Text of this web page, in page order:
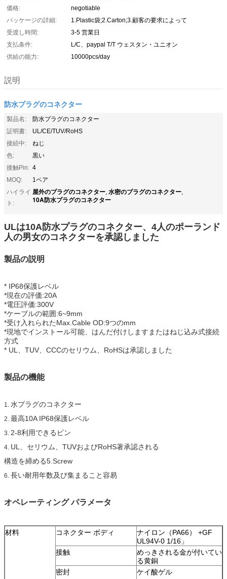
価格:
negotiable
パッケージの詳細:
1.Plastic袋;2.Carton;3.顧客の要求によって
受渡し時間:
3-5 営業日
支払条件:
L/C、paypal T/T ウェスタン・ユニオン
供給の能力:
10000pcs/day
説明
防水プラグのコネクター
製品名:
防水プラグのコネクター
証明書:
UL/CE/TUV/RoHS
接続中:
ねじ
色:
黒い
接触Pin: 4
MOQ:
1ペア
ハイライ
ト:
屋外のプラグのコネクター, 水密のプラグのコネクター,
10A防水プラグのコネクター
ULは10A防水プラグのコネクター、4人のポーランド
人の男女のコネクターを承認しました
製品の説明
* IP68保護レベル
*現在の評価:20A
*電圧評価:300V
*ケーブルの範囲:6~9mm
*受け入れられたMax.Cable OD:9つのmm
*現地でインストール可能、はんだ付けしますまたはねじ込み式接続
方式
* UL、TUV、CCCのセリウム、RoHSは承認しました
製品の機能
1. 水プラグのコネクター
2. 最高10A IP68保護レベル
3. 2-8利用できるピン
4. UL、セリウム、TUVおよびRoHS著承認される
構造を締める5.Screw
6. 長い耐用年数及び集まること容易
オペレーティング パラメータ
材料 コネクター ボディ
ナイロン（PA66） +GF
UL94V-0 1/16」
接触
めっきされる金が付いてい
る黄銅
密封
ケイ酸ゲル